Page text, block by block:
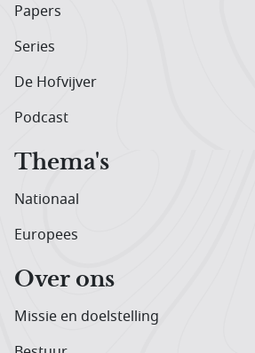
Papers
Series
De Hofvijver
Podcast
Thema's
Nationaal
Europees
Over ons
Missie en doelstelling